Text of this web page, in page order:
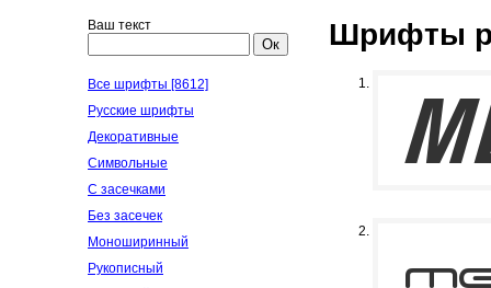
Ваш текст
Ок
Все шрифты [8612]
Русские шрифты
Декоративные
Символьные
С засечками
Без засечек
Моноширинный
Рукописный
Шрифты